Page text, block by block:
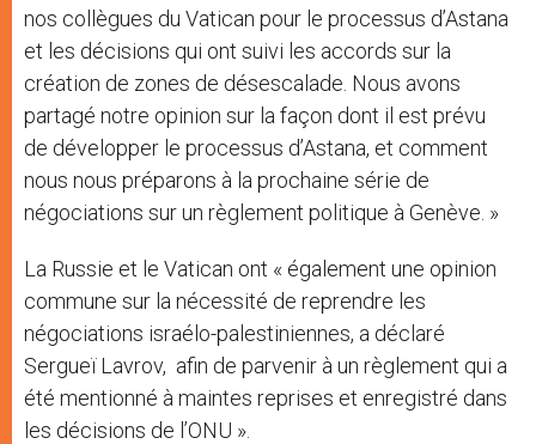
nos collègues du Vatican pour le processus d’Astana
et les décisions qui ont suivi les accords sur la
création de zones de désescalade. Nous avons
partagé notre opinion sur la façon dont il est prévu
de développer le processus d’Astana, et comment
nous nous préparons à la prochaine série de
négociations sur un règlement politique à Genève. »
La Russie et le Vatican ont « également une opinion
commune sur la nécessité de reprendre les
négociations israélo-palestiniennes, a déclaré
Sergueï Lavrov, afin de parvenir à un règlement qui a
été mentionné à maintes reprises et enregistré dans
les décisions de l’ONU ».